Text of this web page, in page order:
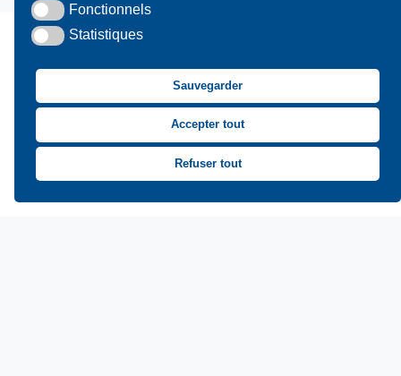
Fonctionnels
Statistiques
Sauvegarder
Accepter tout
Refuser tout
UAMC- 4, Bis Avenue du Canada - 14000 CAEN
02 31 15 55 10 CONTACT